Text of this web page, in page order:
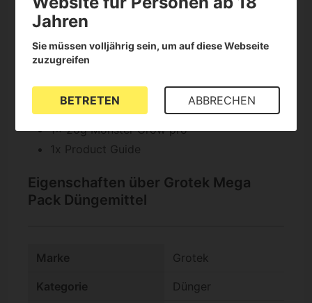
1x 1l Solo-Tek Bloom
1x 1l Vitamax Pro
1x 1l Heavy Bud Pro
2x 125ml Blossom Blaster Pro
1x 130g Monster Bloom
1x 20g Monster Grow pro
1x Product Guide
Eigenschaften über Grotek Mega
Pack Düngemittel
Marke Grotek
Kategorie Dünger
Jahren
Sie müssen volljährig sein, um auf diese Webseite
zuzugreifen
BETRETEN ABBRECHEN